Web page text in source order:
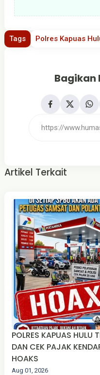
Tags Polres Kapuas
Bagikan
Artikel Terkait
POLRES KAPUAS HULU
DAN CEK PAJAK
HOAKS
Aug 01, 2026